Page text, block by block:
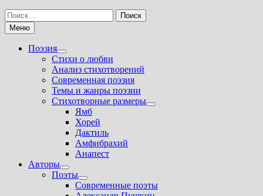
Найти:
Меню
Поэзия
Показать
подменю
Стихи о любви
Анализ стихотворений
Современная поэзия
Темы и жанры поэзии
Стихотворные размеры
Показать
Ямб
Хорей
Дактиль
Амфибрахий
Анапест
Авторы
Показать
подменю
Поэты
Показать
подменю
Современные поэты